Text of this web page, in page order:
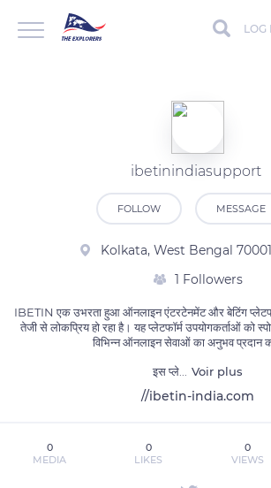
LOG
ibetinindiasupport
FOLLOW MESSAGE
Kolkata, West Bengal
1 Followers
IBETIN एक उभरता हुआ ऑनलाइन एंटरटेनमेंट और बेटिंग
तेजी से लोकप्रिय हो रहा है। यह प्लेटफॉर्म उपयोगकर्ताओं को
विभिन्न ऑनलाइन सेवाओं का अनुभव प्रदान
इस प्ले Voir plus
//ibetin-india.com
0
MEDIA
0
LIKES
0
VIEWS